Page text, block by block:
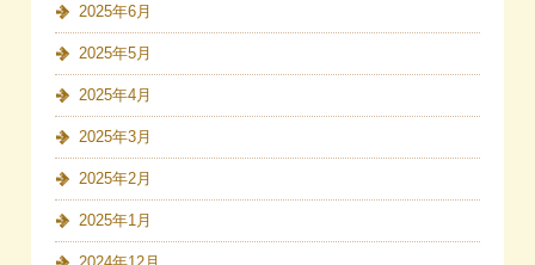
2025年6月
2025年5月
2025年4月
2025年3月
2025年2月
2025年1月